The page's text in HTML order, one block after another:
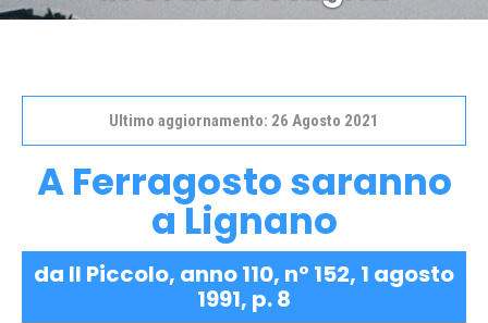
Ultimo aggiornamento: 26 Agosto 2021
A Ferragosto saranno
a Lignano
da Il Piccolo, anno 110, n° 152, 1 agosto
1991, p. 8